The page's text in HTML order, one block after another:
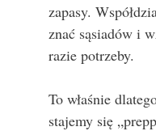
zapasy.
znać sąsiadów i
razie potrzeby.
To właśnie
stajemy się